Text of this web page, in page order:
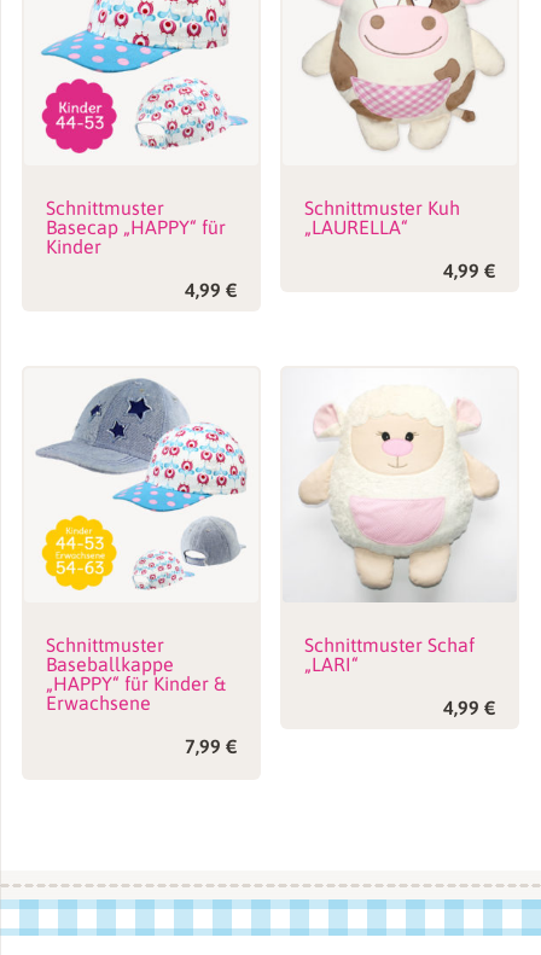
Schnittmuster
Basecap „HAPPY“ für
Kinder
4,99 €
Schnittmuster Kuh
„LAURELLA“
4,99€
Schnittmuster
Baseballkappe
„HAPPY“ für Kinder &
Erwachsene
7,99 €
Schnittmuster Schaf
„LARI“
4,99€